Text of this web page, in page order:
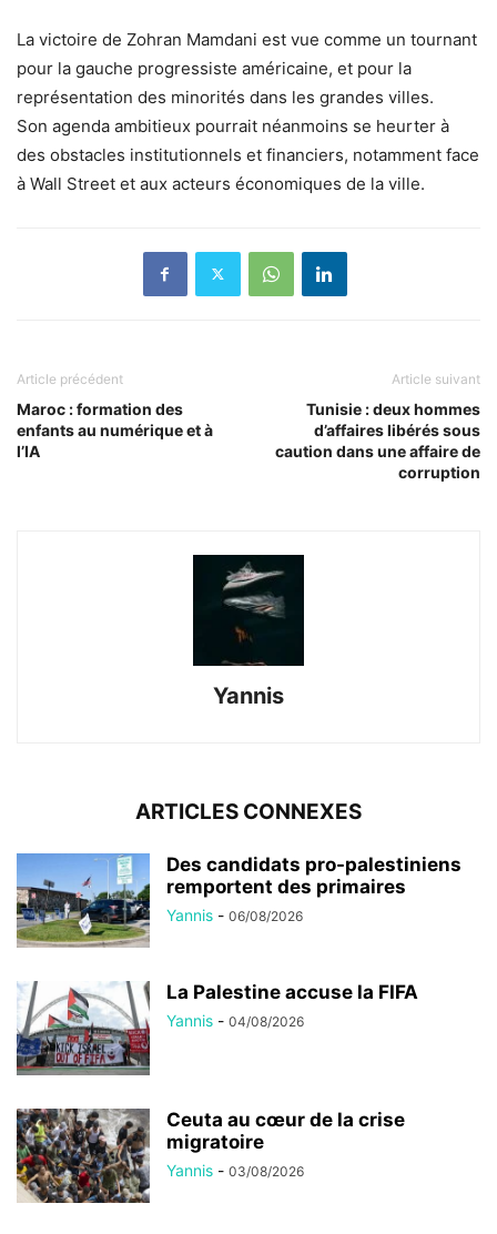
La victoire de Zohran Mamdani est vue comme un tournant
pour la gauche progressiste américaine, et pour la
représentation des minorités dans les grandes villes.
Son agenda ambitieux pourrait néanmoins se heurter à
des obstacles institutionnels et financiers, notamment face
à Wall Street et aux acteurs économiques de la ville.
Article précédent
Maroc : formation des
enfants au numérique et à
l’IA
Article suivant
Tunisie : deux hommes
d’affaires libérés sous
caution dans une affaire de
corruption
Yannis
ARTICLES CONNEXES
Des candidats pro-palestiniens
remportent des primaires
Yannis - 06/08/2026
La Palestine accuse la FIFA
Yannis - 04/08/2026
Ceuta au cœur de la crise
migratoire
Yannis - 03/08/2026